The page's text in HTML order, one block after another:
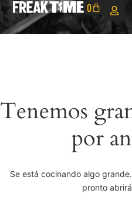
0
Tenemos
por
Se está cocinando algo
pronto